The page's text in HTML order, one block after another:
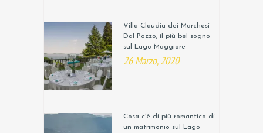
Villa Claudia dei Marchesi
Dal Pozzo, il più bel sogno
sul Lago Maggiore
26 Marzo, 2020
Cosa c’è di più romantico di
un matrimonio sul Lago